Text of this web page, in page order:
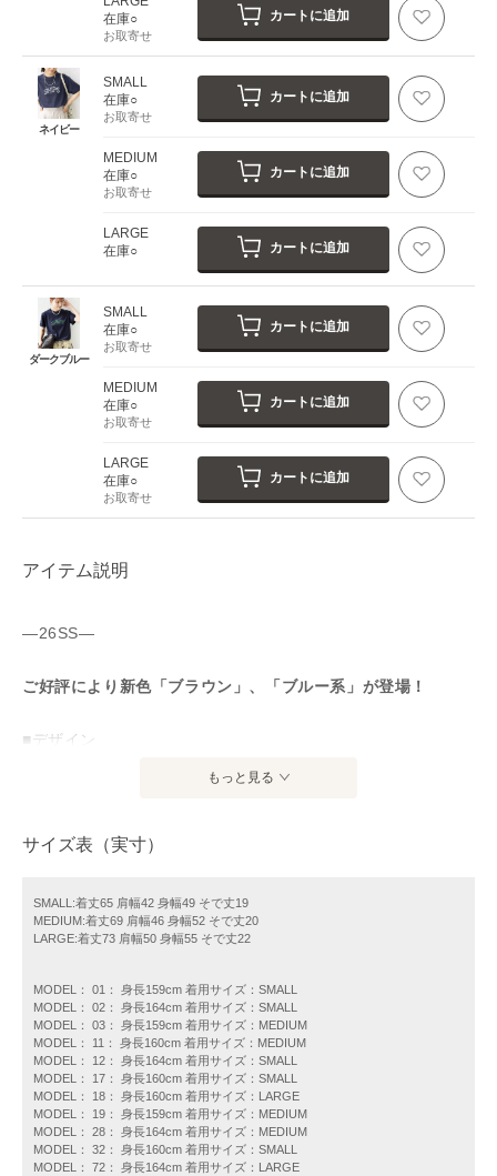
在庫○
お取寄せ
カートに追加
ネイビー
SMALL
在庫○
お取寄せ
カートに追加
MEDIUM
在庫○
お取寄せ
カートに追加
LARGE
在庫○
カートに追加
ダークブルー
SMALL
在庫○
お取寄せ
カートに追加
MEDIUM
在庫○
お取寄せ
カートに追加
LARGE
在庫○
お取寄せ
カートに追加
アイテム説明
—26SS—
ご好評により新色「ブラウン」、「ブルー系」が登場！
■デザイン
インナー使いでも◎
いでのご購入もおすすめです。
・S、M、Lの3サイズ展開です。
系
【ライトグレー】11:シルバー、12:ライトグレー
【ブラック】17:ブラック系1、18:ブラック系、19:ブラック
【ネイビー】78:ネイビー、79:ダークブルー
■素材
・1枚で着用できるちょうど良い生地感と強度があります。
もっと見る
サイズ表（実寸）
SMALL:着丈65 肩幅42 身幅49 そで丈19
MEDIUM:着丈69 肩幅46 身幅52 そで丈20
LARGE:着丈73 肩幅50 身幅55 そで丈22
MODEL： 01： 身長159cm 着用サイズ：SMALL
MODEL： 02： 身長164cm 着用サイズ：SMALL
MODEL： 03： 身長159cm 着用サイズ：MEDIUM
MODEL： 11： 身長160cm 着用サイズ：MEDIUM
MODEL： 12： 身長164cm 着用サイズ：SMALL
MODEL： 17： 身長160cm 着用サイズ：SMALL
MODEL： 18： 身長160cm 着用サイズ：LARGE
MODEL： 19： 身長159cm 着用サイズ：MEDIUM
MODEL： 28： 身長164cm 着用サイズ：MEDIUM
MODEL： 32： 身長160cm 着用サイズ：SMALL
MODEL： 72： 身長164cm 着用サイズ：LARGE